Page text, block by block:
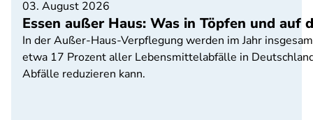
03. August 2026
Essen außer Haus: Was in Töpfen und auf
In der Außer-Haus-Verpflegung werden im Jahr
etwa 17 Prozent aller Lebensmittelabfälle in
Abfälle reduzieren kann.